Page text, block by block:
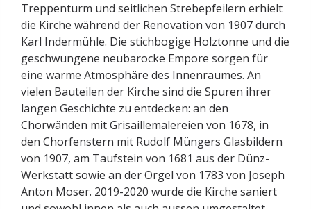
Treppenturm und seitlichen Strebepfeilern erhielt
die Kirche während der Renovation von 1907 durch
Karl Indermühle. Die stichbogige Holztonne und die
geschwungene neubarocke Empore sorgen für
eine warme Atmosphäre des Innenraumes. An
vielen Bauteilen der Kirche sind die Spuren ihrer
langen Geschichte zu entdecken: an den
Chorwänden mit Grisaillemalereien von 1678, in
den Chorfenstern mit Rudolf Müngers Glasbildern
von 1907, am Taufstein von 1681 aus der Dünz-
Werkstatt sowie an der Orgel von 1783 von Joseph
Anton Moser. 2019-2020 wurde die Kirche saniert